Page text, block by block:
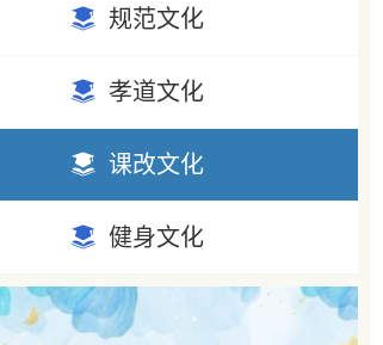
规范文化
孝道文化
课改文化
健身文化